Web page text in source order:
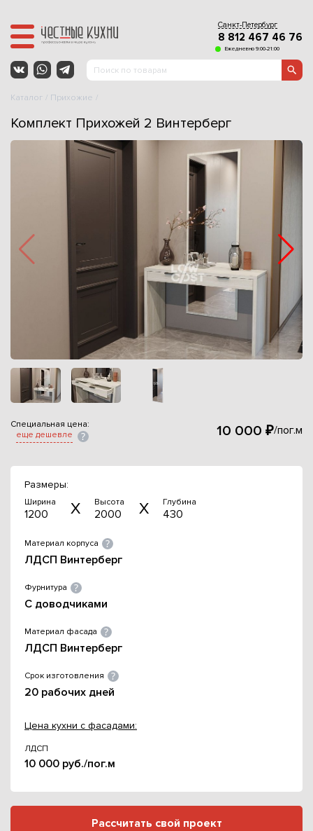
Санкт-Петербург
8 812 467 46 76
Ежедневно 9:00-21:00
Каталог Прихожие
Комплект Прихожей 2 Винтерберг
Специальная цена:
еще дешевле
10 000 ₽/пог.м
Размеры:
Ширина
1200
Высота
2000
Глубина
430
Материал корпуса
ЛДСП Винтерберг
Фурнитура
С доводчиками
Материал фасада
ЛДСП Винтерберг
Срок изготовления
20 рабочих дней
Цена кухни с фасадами:
ЛДСП
10 000 руб./пог.м
Рассчитать свой проект